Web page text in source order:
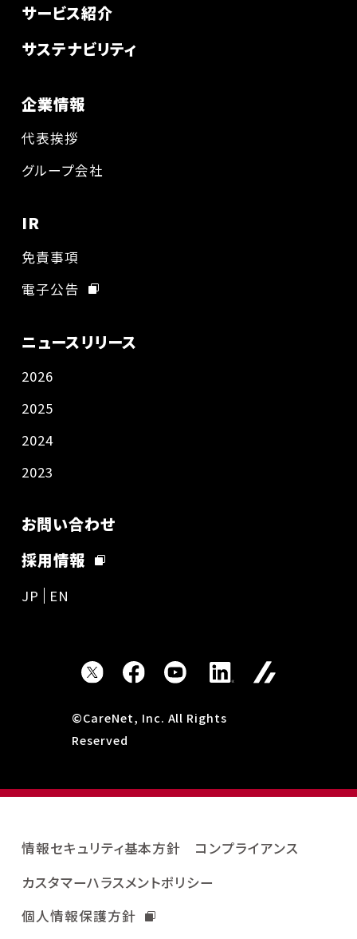
サービス紹介
サステナビリティ
企業情報
代表挨拶
グループ会社
IR
免責事項
電子公告
ニュースリリース
2026
2025
2024
2023
お問い合わせ
採用情報
JP EN
©CareNet, Inc. All Rights
Reserved
情報セキュリティ基本方針
コンプライアンス
カスタマーハラスメントポリシー
個人情報保護方針